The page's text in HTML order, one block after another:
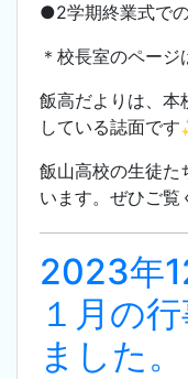
●2学期終業式で
＊校長室のページ
飯高だよりは、本
している誌面です
飯山高校の生徒た
います。ぜひご覧
2023年
１月の
ました。